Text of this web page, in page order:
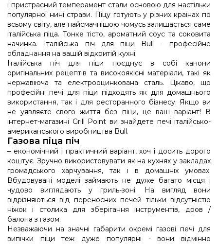
і пристрасний темперамент стали основою для настільки
популярної нині страви. Піцу готують у різних країнах по
всьому світу, але найсмачнішою чомусь залишається саме
італійська піца. Тонке тісто, ароматний соус та соковита
начинка. Італійська піч для піци Bull - професійне
обладнання на вашій відкритій кухні
Італійська піч для піци поєднує в собі канони
оригінальних рецептів та високоякісні матеріали, такі як
нержавіюча та електрооцинкована сталь. Цікаво, що
професійні печі для піци підходять як для домашнього
використання, так і для ресторанного бізнесу. Якщо ви
не уявляєте свого життя без піци, це ваш варіант! В
інтернет-магазині Grill Point ви знайдете печі італійсько-
американського виробництва Bull.
Газова піца піч
– економічний і практичний варіант, хоч і досить дорого
коштує. Зручно використовувати як на кухнях у закладах
громадського харчування, так і в домашніх умовах.
Вбудовувані моделі займають не дуже багато місця і
чудово виглядають у гриль-зоні. На вигляд вони
відрізняються від переносних печей тільки відсутністю
ніжок і столика для зберігання інструментів, дров /
балона з газом.
Незважаючи на значні габарити окремі газові печі для
випічки піци теж дуже популярні - вони відмінно